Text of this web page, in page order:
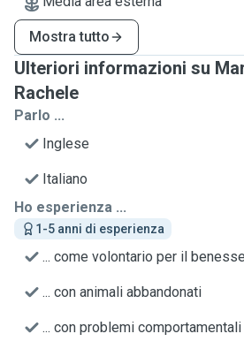
Mostra tutto
Ulteriori informazioni su
Rachele
Parlo ...
Inglese
Italiano
Ho esperienza ...
1-5 anni di esperienza
... come volontario per il
... con animali abbandonati
... con problemi comportamentali